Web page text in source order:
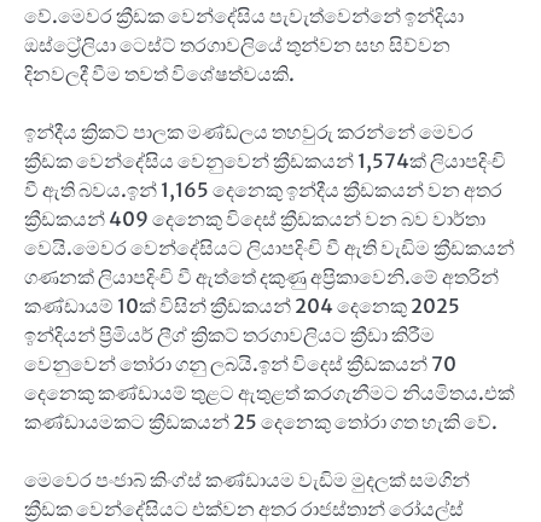
වේ.මෙවර ක්‍රීඩක වෙන්දේසිය පැවැත්වෙන්නේ ඉන්දියා
ඔස්ට්‍රේලියා ටෙස්ට් තරගාවලියේ තුන්වන සහ සිව්වන
දිනවලදී වීම තවත් විශේෂත්වයකි.
ඉන්දීය ක්‍රිකට් පාලක මණ්ඩලය තහවුරු කරන්නේ මෙවර
ක්‍රීඩක වෙන්දේසිය වෙනුවෙන් ක්‍රීඩකයන් 1,574ක් ලියාපදිංචි
වී ඇති බවය.ඉන් 1,165 දෙනෙකු ඉන්දීය ක්‍රීඩකයන් වන අතර
ක්‍රීඩකයන් 409 දෙනෙකු විදෙස් ක්‍රීඩකයන් වන බව වාර්තා
වෙයි.මෙවර වෙන්දේසියට ලියාපදිංචි වී ඇති වැඩිම ක්‍රීඩකයන්
ගණනක් ලියාපදිංචි වී ඇත්තේ දකුණු අප්‍රිකාවෙනි.මේ අතරින්
කණ්ඩායම් 10ක් විසින් ක්‍රීඩකයන් 204 දෙනෙකු 2025
ඉන්දියන් ප්‍රිමියර් ලීග් ක්‍රිකට් තරගාවලියට ක්‍රීඩා කිරීම
වෙනුවෙන් තෝරා ගනු ලබයි.ඉන් විදෙස් ක්‍රීඩකයන් 70
දෙනෙකු කණ්ඩායම් තුළට ඇතුළත් කරගැනීමට නියමිතය.එක්
කණ්ඩායමකට ක්‍රීඩකයන් 25 දෙනෙකු තෝරා ගත හැකි වේ.
මෙවෙර පංජාබ් කිංග්ස් කණ්ඩායම වැඩිම මුදලක් සමගින්
ක්‍රීඩක වෙන්දේසියට එක්වන අතර රාජස්තාන් රෝයල්ස්